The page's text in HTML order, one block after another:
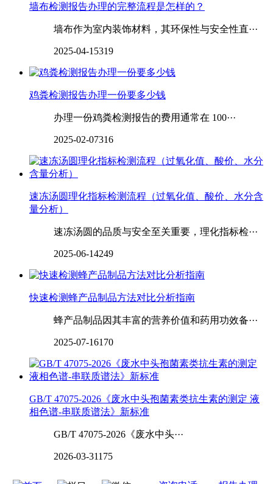
墙布检测报告办理的完整流程是怎样的？
墙布作为室内装饰材料，其环保性与安全性直···
2025-04-15319
鸡粪检测报告办理一份要多少钱
办理一份鸡粪检测报告的费用通常在 100···
2025-02-07316
速冻汤圆理化指标检测流程（过氧化值、酸价、水分含
量分析）
速冻汤圆的品质与安全至关重要，理化指标检···
2025-06-14249
快速检测‌‌‌‌‌‌‌‌蜂产品制品方法对比分析指南
蜂产品制品因其丰富的营养价值和药用功效备···
2025-07-16170
GB/T 47075-2026《废水中头孢菌素类抗生素的测定 液
相色谱-串联质谱法》新标准
GB/T 47075-2026《废水中头···
2026-03-31175